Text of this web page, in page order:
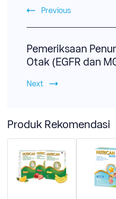
Previous
Pemeriksaan
Otak (EGFR dan
Next
Produk Rekomendasi